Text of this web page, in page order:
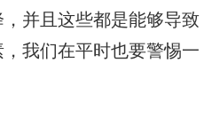
并且这些都是能够导致
我们在平时也要警惕一